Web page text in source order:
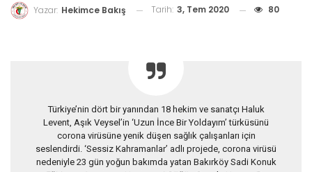
Yazar: Hekimce Bakış Tarih: 3, Tem 2020 80
Türkiye’nin dört bir yanından 18 hekim ve sanatçı Haluk
Levent, Aşık Veysel’in ‘Uzun İnce Bir Yoldayım’ türküsünü
corona virüsüne yenik düşen sağlık çalışanları için
seslendirdi. ‘Sessiz Kahramanlar’ adlı projede, corona virüsü
nedeniyle 23 gün yoğun bakımda yatan Bakırköy Sadi Konuk